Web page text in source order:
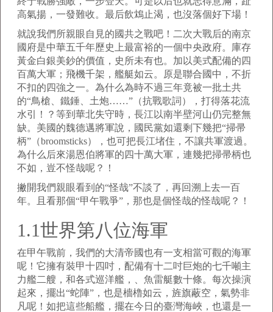
高氣揚，一發難收。最后飲鴆止渴，也沒落個好下場！
就說我們所親眼自見的國共之戰吧！二次大戰后的南京
國府是中華五千年歷史上最富裕的一個中央政府。庫存
黃金白銀美鈔的價值，史所未有也。加以美式配備的四
百萬大軍；飛機千架，艦艇如云。原是聯合國中，不折
不扣的四強之一。為什么為時不過三年竟被一批土共
的“鳥槍、鐵錘、土炮……”（抗戰歌詞），打得落花流
水引！？等到華北失守時，長江以南半壁河山仍完整無
缺。美國的魏德邁將軍說，國民黨如還剩下幾把“掃帚
柄”（broomsticks），也可把長江堵住，不讓共軍渡過。
為什么后來湯恩伯將軍的四十萬大軍，連幾把掃帚柄也
不如，豈不怪哉呢？！
撇開我們親眼看到的“怪哉”不談了，再回溯上去一百
年。且看那個“甲午戰爭”，那也是個怪哉的怪哉呢？！
1.1世界第八位海軍
在甲午戰前，我們的大清帝國也有一支相當可觀的海軍
呢！它擁有裝甲十四吋，配備有十二吋巨炮的七千噸主
力艦二艘，和各式巡洋艦，、魚雷艇數十條。每次操演
起來，擺出“蛇陣”，也是檣櫓如云，旌旗蔽空，氣勢非
凡呢！如把這些船艦，擺在今日的臺灣海峽，也還是一